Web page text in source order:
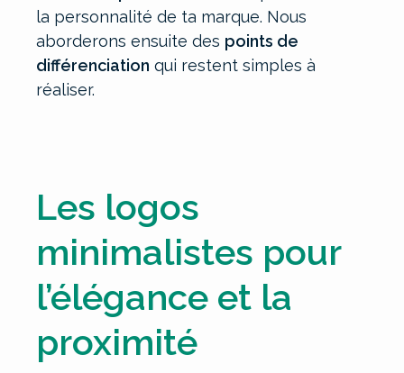
la personnalité de ta marque. Nous
aborderons ensuite des points de
différenciation qui restent simples à
réaliser.
Les logos
minimalistes pour
l’élégance et la
proximité